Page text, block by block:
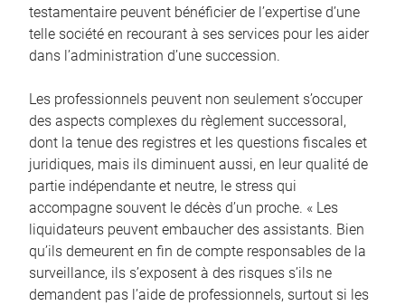
testamentaire peuvent bénéficier de l’expertise d’une
telle société en recourant à ses services pour les aider
dans l’administration d’une succession.
Les professionnels peuvent non seulement s’occuper
des aspects complexes du règlement successoral,
dont la tenue des registres et les questions fiscales et
juridiques, mais ils diminuent aussi, en leur qualité de
partie indépendante et neutre, le stress qui
accompagne souvent le décès d’un proche. « Les
liquidateurs peuvent embaucher des assistants. Bien
qu’ils demeurent en fin de compte responsables de la
surveillance, ils s’exposent à des risques s’ils ne
demandent pas l’aide de professionnels, surtout si les